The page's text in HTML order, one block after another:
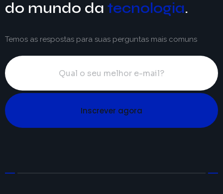
do mundo da tecnologia.
Temos as respostas para suas perguntas mais comuns
Inscrever agora